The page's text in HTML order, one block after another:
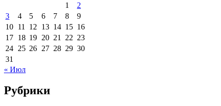
1
2
3
4 5 6 7 8
9
10 11 12 13 14 15 16
17 18 19 20 21 22 23
24 25 26 27 28 29 30
31
« Июл
Рубрики